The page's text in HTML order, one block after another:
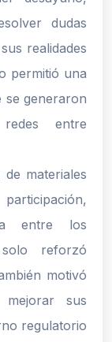
dudas
realidades
permitió una
se generaron
entre
materiales
entre los
reforzó
motivó
sus
regulatorio